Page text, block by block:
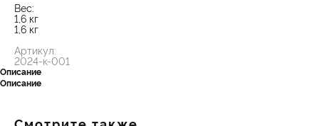
Вес:
1,6 кг
1,6 кг
Артикул:
2024-к-001
Описание
Описание